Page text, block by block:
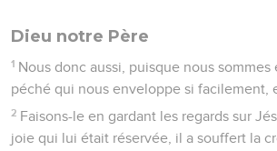
Dieu notre Père
1 Nous donc aussi, puisque nous
péché qui nous enveloppe si facilement,
2 Faisons-le en gardant les regards sur
joie qui lui était réservée, il a souffert la